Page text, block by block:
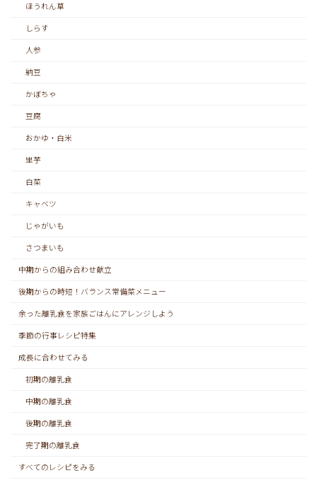
ほうれん草
しらす
人参
納豆
かぼちゃ
豆腐
おかゆ・白米
里芋
白菜
キャベツ
じゃがいも
さつまいも
中期からの組み合わせ献立
後期からの時短！バランス常備菜メニュー
余った離乳食を家族ごはんにアレンジしよう
季節の行事レシピ特集
成長に合わせてみる
初期の離乳食
中期の離乳食
後期の離乳食
完了期の離乳食
すべてのレシピをみる